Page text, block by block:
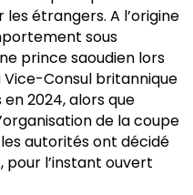
étrangers. A l’origine
sous
prince saoudien lors
Vice-Consul britannique
en 2024, alors que
de la coupe
autorités ont décidé
, pour l’instant ouvert